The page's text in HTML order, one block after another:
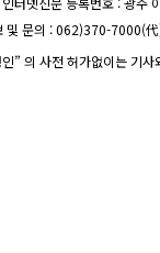
및 문의 : 062)370-7000(
” 의 사전 허가없이는 기